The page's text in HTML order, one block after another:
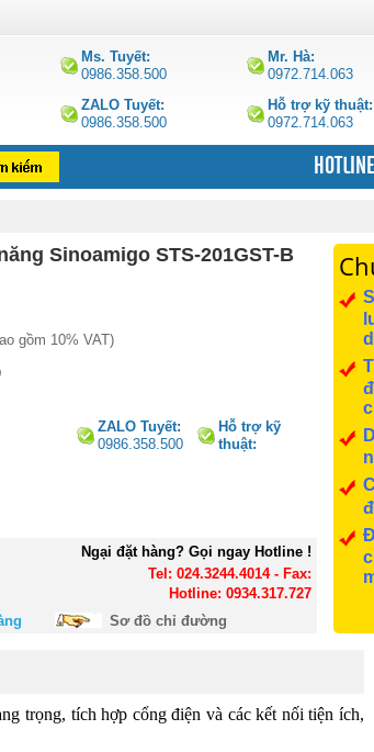
Ms. Tuyết:
0986.358.500
Mr. Hà:
0972.714.063
ZALO Tuyết:
0986.358.500
Hỗ trợ kỹ thuật:
0972.714.063
Sinoamigo STS-201GST-B
gồm 10% VAT)
ZALO Tuyết:
0986.358.500
Hỗ trợ kỹ
thuật:
Ngại đặt hàng? Gọi ngay Hotline !
Tel: 024.3244.4014 - Fax:
Hotline: 0934.317.727
Sơ đồ chỉ đường
trọng, tích hợp cổng điện và các kết nối tiện ích,